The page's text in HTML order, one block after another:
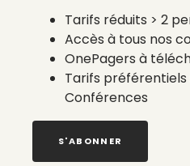
Tarifs réduits > 2
Accès à tous nos
OnePagers à
Tarifs
Conférences
S'ABONNER